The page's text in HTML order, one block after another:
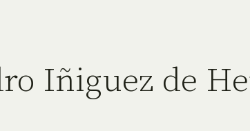
Iñiguez de